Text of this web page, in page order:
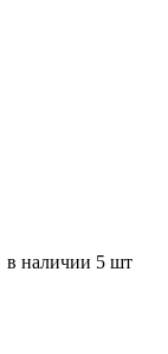
в наличии 5 шт